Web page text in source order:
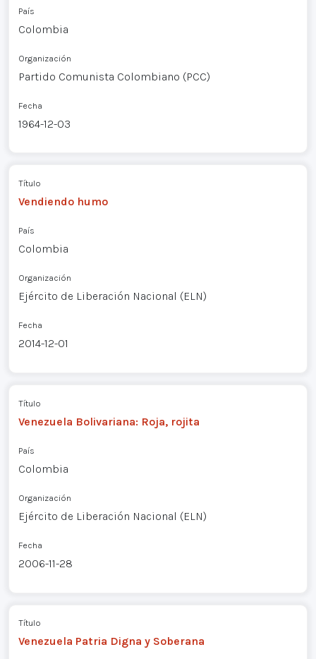
País
Colombia
Organización
Partido Comunista Colombiano (PCC)
Fecha
1964-12-03
Título
Vendiendo humo
País
Colombia
Organización
Ejército de Liberación Nacional (ELN)
Fecha
2014-12-01
Título
Venezuela Bolivariana: Roja, rojita
País
Colombia
Organización
Ejército de Liberación Nacional (ELN)
Fecha
2006-11-28
Título
Venezuela Patria Digna y Soberana